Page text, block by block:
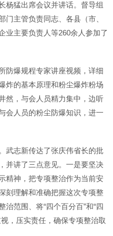
杨猛出席会议并讲话。督导组
门主管负责同志、各县（市、
业主要负责人等260余人参加了
防爆规程专家讲座视频，详细
炸的基本原理和粉尘爆炸粉场
然，与会人员精力集中，边听
会人员的粉尘防爆知识，进一
武志新传达了张庆伟省长的批
并讲了三点意见。一是要坚决
精神，把专项整治作为当前安
刻理解和准确把握这次专项整
范围、将“四个百分百”和“四
，压实责任，确保专项整治取